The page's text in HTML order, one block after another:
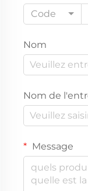
Code
Nom
Nom de
Message